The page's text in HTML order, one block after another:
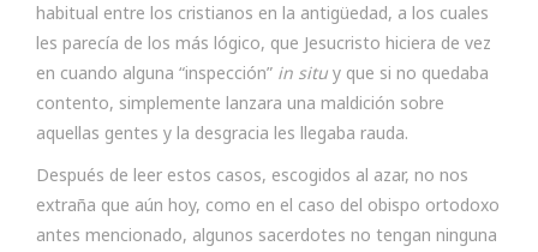
habitual entre los cristianos en la antigüedad, a los cuales
les parecía de los más lógico, que Jesucristo hiciera de vez
en cuando alguna “inspección” in situ y que si no quedaba
contento, simplemente lanzara una maldición sobre
aquellas gentes y la desgracia les llegaba rauda.
Después de leer estos casos, escogidos al azar, no nos
extraña que aún hoy, como en el caso del obispo ortodoxo
antes mencionado, algunos sacerdotes no tengan ninguna